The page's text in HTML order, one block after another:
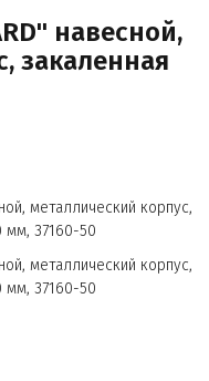
навесной,
закаленная